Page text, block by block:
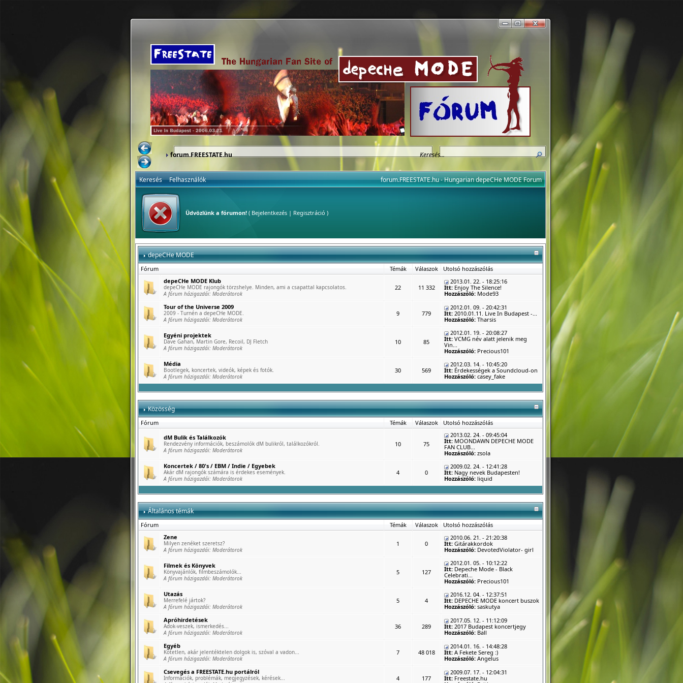
forum.FREESTATE.hu
forum.FREESTATE.hu - Hungarian depeCHe MODE Forum
Keresés Felhasználók
Üdvözlünk a fórumon!( Bejelentkezés| Regisztráció )
depeCHe MODE
Fórum Témák Válaszok
Utolsó hozzászólás
depeCHe MODE Klub
depeCHe MODE rajongók törzshelye. Minden, ami a csapattal kapcsolatos.
A fórum házigazdái: Moderátorok
22 11 332
2013.01. 22. - 18:25:16
Itt: Enjoy The Silence!
Hozzászóló: Mode93
Tour of the Universe 2009
2009 - Turnén a depeCHe MODE.
A fórum házigazdái: Moderátorok
9 779
2012.01. 09. - 20:42:31
Itt: 2010.01.11. Live In Budapest -...
Hozzászóló: Tharsis
Egyéni projektek
Dave Gahan, Martin Gore, Recoil, DJ Fletch
A fórum házigazdái: Moderátorok
10 85
2012.01. 19. - 20:08:27
Itt: VCMG név alatt jelenik meg
Vin...
Hozzászóló: Precious101
Média
Bootlegek, koncertek, videók, képek és fotók.
A fórum házigazdái: Moderátorok
30 569
2012.03. 14. - 10:45:20
Itt: Érdekességek a Soundcloud-on
Hozzászóló: casey_fake
Közösség
Fórum Témák Válaszok
Utolsó hozzászólás
dM Bulik és Találkozók
Rendezvény információk, beszámolók dM bulikról, találkozókról.
A fórum házigazdái: Moderátorok
10 75
2013.02. 24. - 09:45:04
Itt: MOONDAWN DEPECHE MODE
FAN CLUB...
Hozzászóló: zsola
Koncertek / 80's / EBM / Indie / Egyebek
Akár dM rajongók számára is érdekes események.
A fórum házigazdái: Moderátorok
4 0
2009.02. 24. - 12:41:28
Itt: Nagy nevek Budapesten!
Hozzászóló: liquid
Általános témák
Fórum Témák Válaszok
Utolsó hozzászólás
Zene
Milyen zenéket szeretsz?
A fórum házigazdái: Moderátorok
1 0
2010.06. 21. - 21:20:38
Itt: Gitárakkordok
Hozzászóló: DevotedViolator- girl
Filmek és Könyvek
Könyvajánlók, filmbeszámolók...
A fórum házigazdái: Moderátorok
5 127
2012.01. 05. - 10:12:22
Itt: Depeche Mode - Black
Celebrati...
Hozzászóló: Precious101
Utazás
Merrefelé jártok?
A fórum házigazdái: Moderátorok
5 4
2016.12. 04. - 12:37:51
Itt: DEPECHE MODE koncert buszok
Hozzászóló: saskutya
Apróhirdetések
Adok-veszek, ismerkedés...
A fórum házigazdái: Moderátorok
36 289
2017.05. 12. - 11:12:09
Itt: 2017 Budapest koncertjegy
Hozzászóló: Ball
Egyéb
Kötetlen, akár jelentéktelen dolgok is, szóval a vadon...
A fórum házigazdái: Moderátorok
7 48 018
2014.01. 16. - 14:48:28
Itt: A Fekete Sereg :)
Hozzászóló: Angelus
Csevegés a FREESTATE.hu portálról
Információk, problémák, megjegyzések, kérések...
4 177
2009.07. 17. - 12:04:31
Itt: Freestate.hu